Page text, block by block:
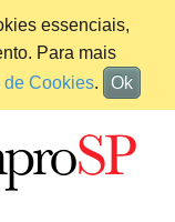
essenciais,
Para mais
de Cookies. Ok